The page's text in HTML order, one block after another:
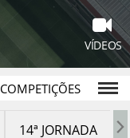
VÍDEOS
COMPETIÇÕES
14ª JORNADA